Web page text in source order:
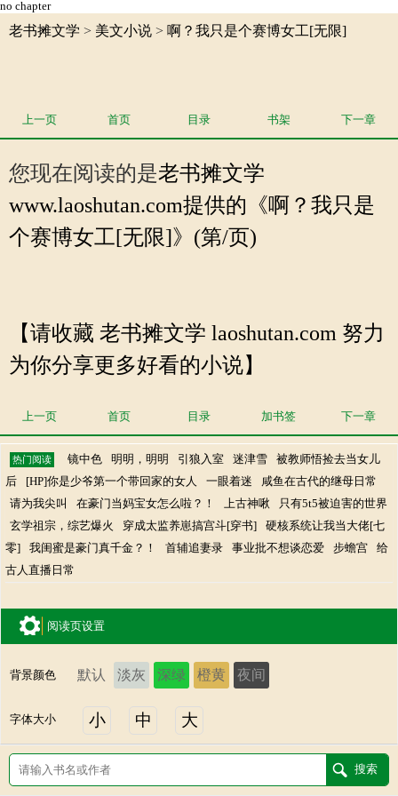
no chapter
老书摊文学 > 美文小说 > 啊？我只是个赛博女工[无限]
上一页 首页 目录 书架 下一章
您现在阅读的是老书摊文学
www.laoshutan.com提供的《啊？我只是
个赛博女工[无限]》(第/页)
【请收藏 老书摊文学 laoshutan.com 努力
为你分享更多好看的小说】
上一页 首页 目录 加书签 下一章
热门阅读 镜中色 明明，明明 引狼入室 迷津雪
被教师悟捡去当女儿
后
[HP]你是少爷第一个带回家的女人 一眼着迷
咸鱼在古代的继母日常
请为我尖叫
在豪门当妈宝女怎么啦？！ 上古神啾
只有5t5被迫害的世界
玄学祖宗，综艺爆火
穿成太监养崽搞宫斗[穿书]
硬核系统让我当大佬[七
零]
我闺蜜是豪门真千金？！ 首辅追妻录 事业批不想谈恋爱 步蟾宫
给
古人直播日常
阅读页设置
背景颜色 默认 淡灰 深绿 橙黄 夜间
字体大小 小 中 大